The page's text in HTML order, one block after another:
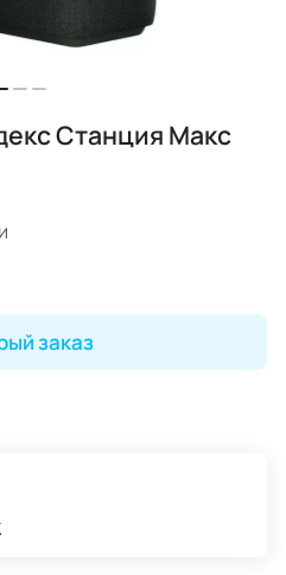
Станция Макс
заказ